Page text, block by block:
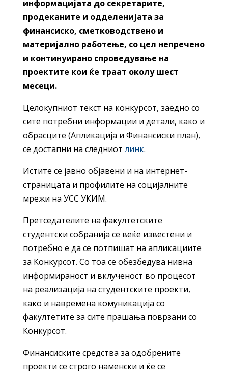
информацијата до секретарите,
продеканите и одделенијата за
финансиско, сметководствено и
материјално работење, со цел непречено
и континуирано спроведување на
проектите кои ќе траат околу шест
месеци.
Целокупниот текст на конкурсот, заедно со
сите потребни информации и детали, како и
обрасците (Апликација и Финансиски план),
се достапни на следниот линк.
Истите се јавно објавени и на интернет-
страницата и профилите на социјалните
мрежи на УСС УКИМ.
Претседателите на факултетските
студентски собранија се веќе известени и
потребно е да се потпишат на апликациите
за Конкурсот. Со тоа се обезбедува нивна
информираност и вклученост во процесот
на реализација на студентските проекти,
како и навремена комуникација со
факултетите за сите прашања поврзани со
Конкурсот.
Финансиските средства за одобрените
проекти се строго наменски и ќе се